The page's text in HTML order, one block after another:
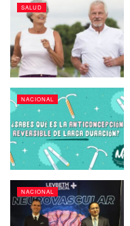
SALUD
NACIONAL
NACIONAL